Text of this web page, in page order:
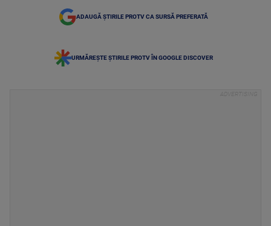
ADAUGĂ ȘTIRILE PROTV CA SURSĂ PREFERATĂ
URMĂREȘTE ȘTIRILE PROTV ÎN GOOGLE DISCOVER